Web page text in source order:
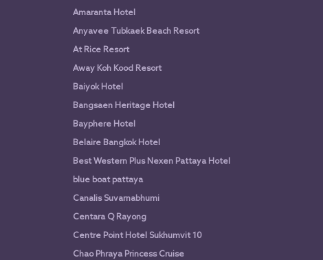
Amaranta Hotel
Anyavee Tubkaek Beach Resort
At Rice Resort
Away Koh Kood Resort
Baiyok Hotel
Bangsaen Heritage Hotel
Bayphere Hotel
Belaire Bangkok Hotel
Best Western Plus Nexen Pattaya Hotel
blue boat pattaya
Canalis Suvarnabhumi
Centara Q Rayong
Centre Point Hotel Sukhumvit 10
Chao Phraya Princess Cruise